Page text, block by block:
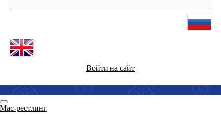
Войти на сайт
Мас-рестлинг